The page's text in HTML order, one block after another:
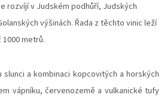
rozvíjí v Judském podhůří, Judských
výšinách. Řada z těchto vinic leží
metrů.
slunci a kombinaci kopcovitých a horských
vápníku, červenozemě a vulkanické tufy